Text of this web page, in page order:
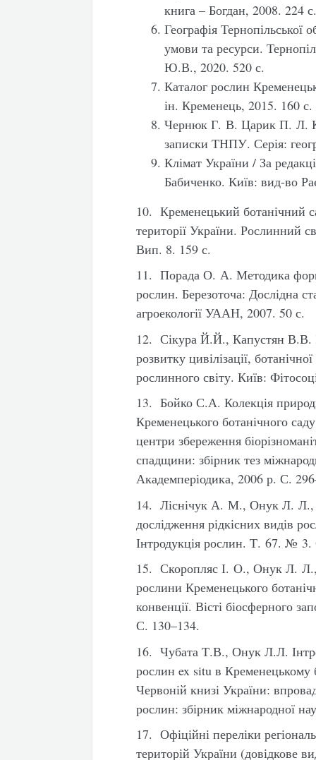
книга – Богдан, 2008. 224
Географія Тернопільської
умови та ресурси.
Ю.В., 2020. 520 с.
Каталог рослин
ін. Кременець, 2015. 160 с.
Чернюк Г. В. Царик П. Л.
записки ТНПУ. Серія:
Клімат України / За
Бабиченко. Київ: вид-во
10. Кременецький ботанічний
території України. Рослинний
Вип. 8. 159 с.
11. Порада О. А. Методика
рослин. Березоточа: Дослідна
агроекології УААН, 2007. 50 с.
12. Сікура Й.Й., Капустян В.В.
розвитку цивілізації,
рослинного світу. Київ:
13. Бойко С.А. Колекція
Кременецького ботанічного
центри збереження
спадщини: збірник тез
Академперіодика, 2006 р. С.
14. Ліснічук А. М., Онук Л. Л.,
дослідження рідкісних видів
Інтродукція рослин. Т. 67. №
15. Скоропляс І. О., Онук Л. Л.,
рослини Кременецького
конвенції. Вісті біосферного
С. 130–134.
16. Чубата Т.В., Онук Л.Л.
рослин ex situ в Кременецькому
Червоній книзі України:
рослин: збірник міжнародної
17. Офіційні переліки
територій України (довідкове